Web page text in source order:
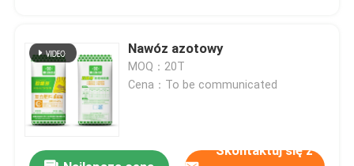
Dom
Produkty
Filmy
Nawóz azotowy
MOQ：20T
Cena：To be communicated
Skontaktuj się z